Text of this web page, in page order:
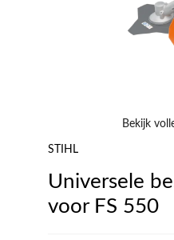
Bekijk
STIHL
Universele
voor FS 550